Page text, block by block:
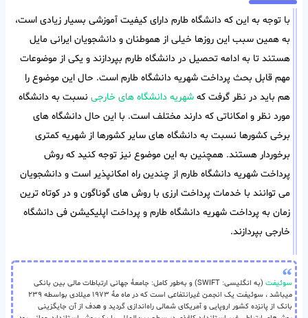
با توجه به این که دانشگاه طارم دارای کیفیت آموزشی بسیار زیادی است،
به همین سبب این روزها خیلی از هموطنان و دانشجویان ایرانی مایل
هستند تا به ادامه تحصیل در دانشگاه طارم بپردازند و یکی از موضوعات
مهم قابل بحث پرداخت شهریه دانشگاه طارم است. حال این موضوع را
هم باید در نظر گرفت که شهریه دانشگاه های خارجی نسبت به دانشگاه
مورد نظر و امکاناتی که دارند مختلف است. با این حال دانشگاه های
برخی کشورها نسبت به دانشگاه های سایر کشورها از شهریه کمتری
برخوردار هستند. همچنین به این موضوع نیز توجه کنید که روش
پرداخت شهریه دانشگاه طارم از چندین راه امکانپذیر است و دانشجویان
می توانند با خدمات پرداخت ارزی با روش های گوناگون و در کوتاه ترین
زمان به پرداخت شهریه دانشگاه طارم و پرداخت اپلیکیشن فی دانشگاه
خارجی بپردازند.
سوئیفت
(به انگلیسی: SWIFT) و به‌طور کامل: جامعهٔ جهانی ارتباطات مالی بین بانکی
میباشد ، سوئیفت یک انجمن غیرانتفاعی است که در ماه مهٔ ۱۹۷۳ میلادی بواسطه ۲۳۹
بانک از پانزده کشور اروپایی و آمریکای شمالی راه‌اندازی گردید و هدف از آن جایگزینی